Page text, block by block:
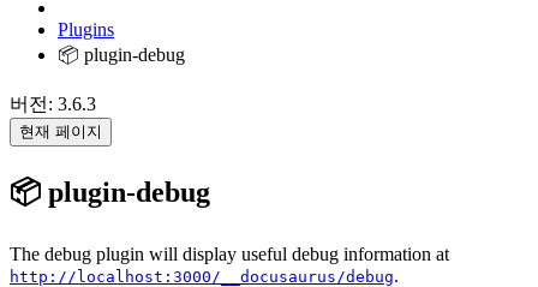
Plugins
📦 plugin-debug
버전: 3.6.3
현재 페이지
📦 plugin-debug
The debug plugin will display useful debug information at
http://localhost:3000/__docusaurus/debug.